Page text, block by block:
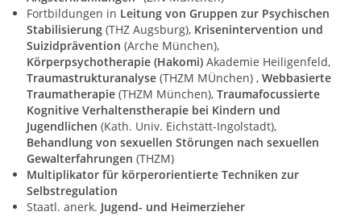
Fortbildungen in Leitung von Gruppen zur Psychischen
Stabilisierung (THZ Augsburg), Krisenintervention und
Suizidprävention (Arche München),
Körperpsychotherapie (Hakomi) Akademie Heiligenfeld,
Traumastrukturanalyse (THZM MÜnchen) , Webbasierte
Traumatherapie (THZM München), Traumafocussierte
Kognitive Verhaltenstherapie bei Kindern und
Jugendlichen (Kath. Univ. Eichstätt-Ingolstadt),
Behandlung von sexuellen Störungen nach sexuellen
Gewalterfahrungen (THZM)
Multiplikator für körperorientierte Techniken zur
Selbstregulation
Staatl. anerk. Jugend- und Heimerzieher